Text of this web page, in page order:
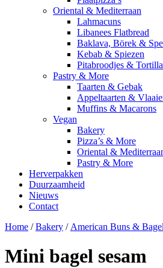
Oriental & Mediterraan
Lahmacuns
Libanees Flatbread
Baklava, Börek &
Kebab & Spiezen
Pitabroodjes &
Pastry & More
Taarten & Gebak
Appeltaarten &
Muffins & Macarons
Vegan
Bakery
Pizza’s & More
Oriental &
Pastry & More
Herverpakken
Duurzaamheid
Nieuws
Contact
Home /Bakery / American Buns &
Mini bagel sesam